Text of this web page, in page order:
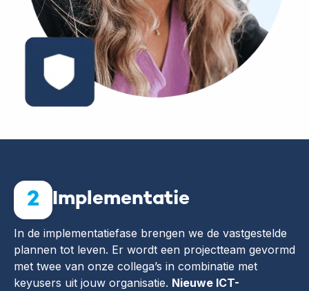
2 Implementatie
In de implementatiefase brengen we de vastgestelde
plannen tot leven. Er wordt een projectteam gevormd
met twee van onze collega’s in combinatie met
keyusers uit jouw organisatie. Nieuwe ICT-